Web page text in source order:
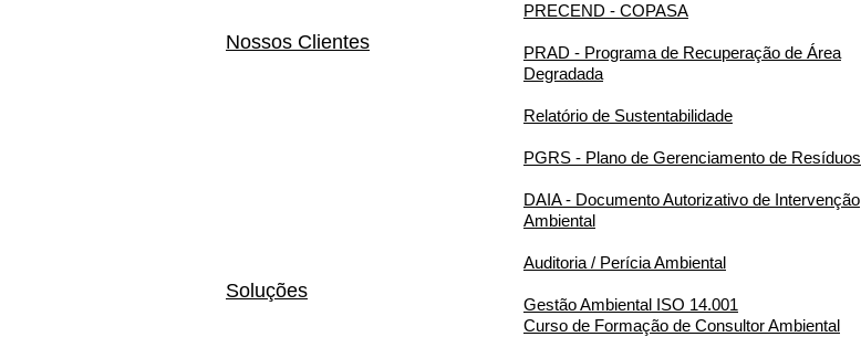
Nossos Clientes
Soluções
PRECEND - COPASA
PRAD - Programa de Recuperação de Área
Degradada
Relatório de Sustentabilidade
PGRS - Plano de Gerenciamento de Resíduos
DAIA - Documento Autorizativo de Intervenção
Ambiental
Auditoria / Perícia Ambiental
Gestão Ambiental ISO 14.001
Curso de Formação de Consultor Ambiental